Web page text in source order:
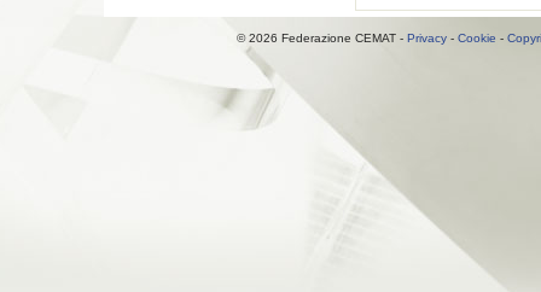
© 2026 Federazione CEMAT - Privacy- Cookie -